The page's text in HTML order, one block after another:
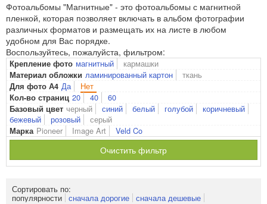
Фотоальбомы "Магнитные" - это фотоальбомы с магнитной
пленкой, которая позволяет включать в альбом фотографии
различных форматов и размещать их на листе в любом
удобном для Вас порядке.
Воспользуйтесь, пожалуйста, фильтром:
Крепление фото магнитный кармашки
Материал обложки ламинированный картон ткань
Для фото А4 Да Нет
Кол-во страниц 20 40 60
Базовый цвет черный синий белый голубой
коричневый
бежевый
розовый серый
Марка Pioneer Image Art Veld Co
Очистить фильтр
Сортировать по:
популярности сначала дорогие сначала дешевые